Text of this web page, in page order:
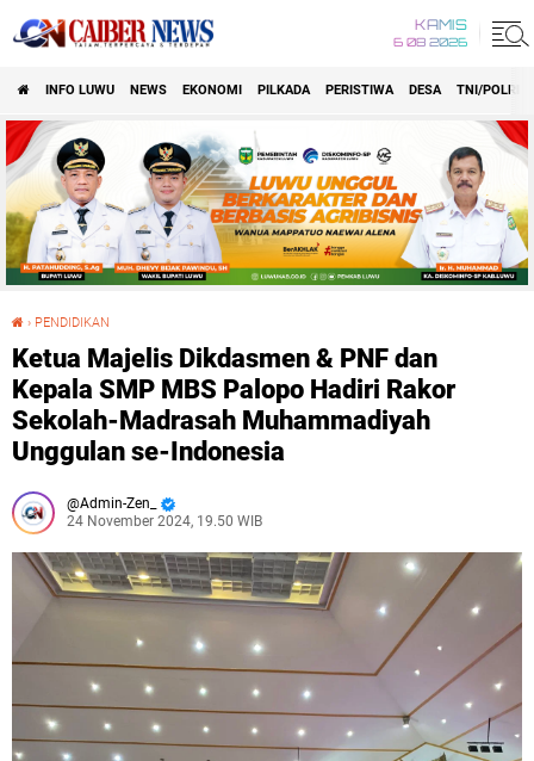
KAMIS
6 08 2026
INFO LUWU NEWS EKONOMI PILKADA PERISTIWA DESA TNI/POLRI
› PENDIDIKAN
Ketua Majelis Dikdasmen & PNF dan
Kepala SMP MBS Palopo Hadiri Rakor
Sekolah-Madrasah Muhammadiyah
Unggulan se-Indonesia
Admin-Zen_
24 November 2024, 19.50 WIB